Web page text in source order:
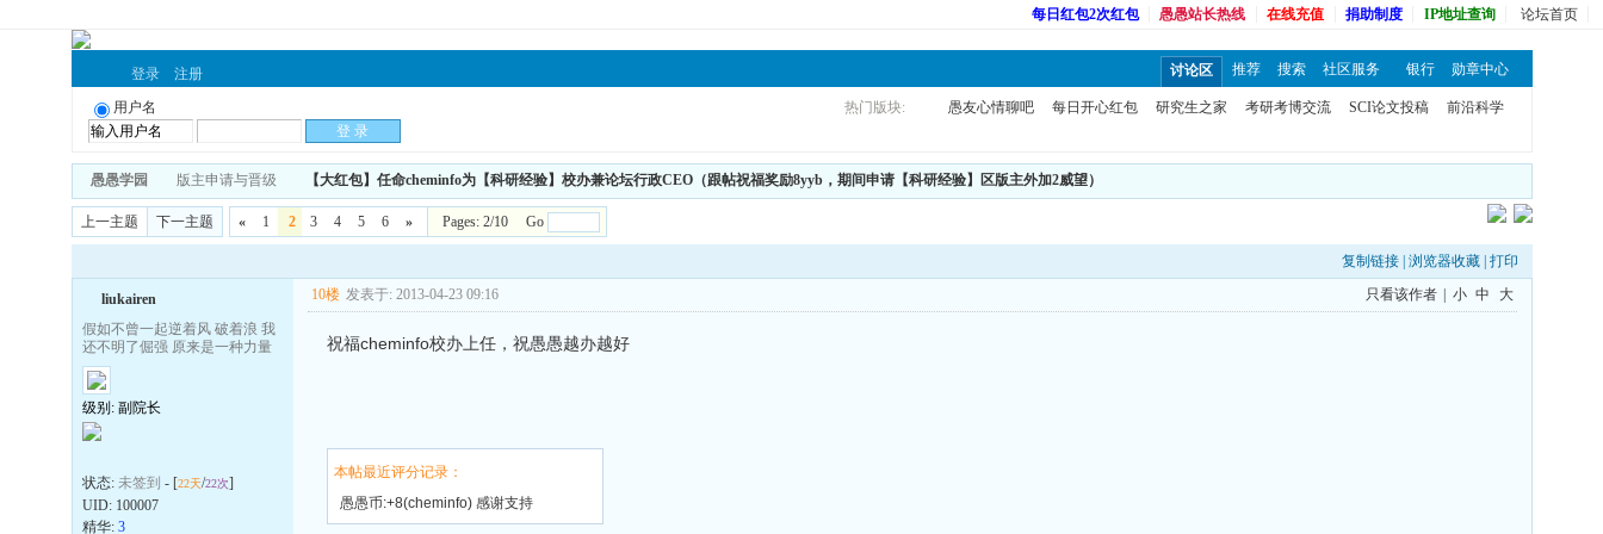
每日红包2次红包 愚愚站长热线 在线充值 捐助制度 IP地址查询 论坛首页
登录 注册 讨论区 推荐 搜索 社区服务 银行 勋章中心
用户名 热门版块: 愚友心情聊吧 每日开心红包 研究生之家 考研考博交流 SCI论文投稿 前沿科学
愚愚学园 版主申请与晋级 【大红包】任命cheminfo为【科研经验】校办兼论坛行政CEO（跟帖祝福奖励8yyb，期间申请【科研经验】区版主外加2威望）
上一主题 下一主题 « 1 2 3 4 5 6 » Pages: 2/10 Go
复制链接| 浏览器收藏| 打印
liukairen
假如不曾一起逆着风 破着浪 我
还不明了倔强 原来是一种力量
级别: 副院长
状态: 未签到 - [22天/22次]
UID: 100007
精华: 3
10楼 发表于: 2013-04-23 09:16 只看该作者 小 中 大
祝福cheminfo校办上任，祝愚愚越办越好
本帖最近评分记录：
愚愚币:+8(cheminfo) 感谢支持